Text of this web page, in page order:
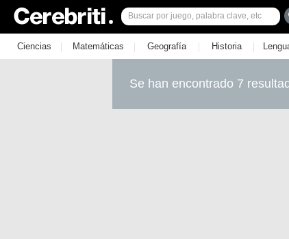
Ciencias | Matemáticas | Geografía | Historia |
Se han encontrado 7